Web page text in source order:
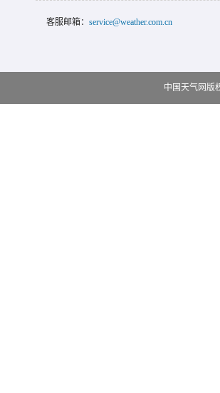
客服邮箱： service@weather.com.cn
中国天气网